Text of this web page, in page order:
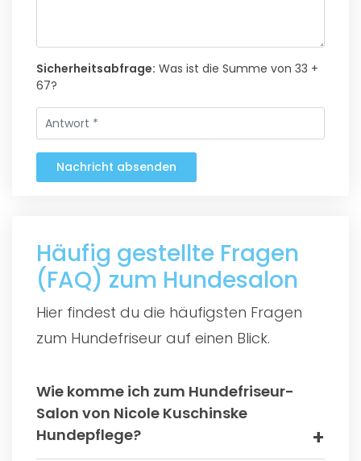
Sicherheitsabfrage: Was ist die Summe von 33 +
67?
Nachricht absenden
Häufig gestellte Fragen
(FAQ) zum Hundesalon
Hier findest du die häufigsten Fragen
zum Hundefriseur auf einen Blick.
Wie komme ich zum Hundefriseur-
Salon von Nicole Kuschinske
Hundepflege?